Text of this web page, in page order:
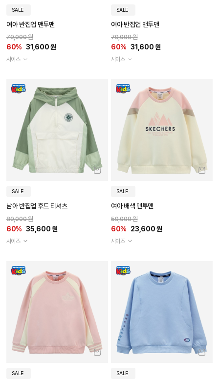
SALE
여아 반집업 맨투맨
79,000 원
60% 31,600 원
사이즈
SALE
여아 반집업 맨투맨
79,000 원
60% 31,600 원
사이즈
SALE
남아 반집업 후드 티셔츠
89,000 원
60% 35,600 원
사이즈
SALE
여아 배색 맨투맨
59,000 원
60% 23,600 원
사이즈
SALE SALE